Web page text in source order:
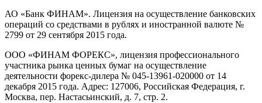
АО «Банк ФИНАМ». Лицензия на осуществление банковских
операций со средствами в рублях и иностранной валюте №
2799 от 29 сентября 2015 года.
ООО «ФИНАМ ФОРЕКС», лицензия профессионального
участника рынка ценных бумаг на осуществление
деятельности форекс-дилера № 045-13961-020000 от 14
декабря 2015 года. Адрес: 127006, Российская Федерация, г.
Москва, пер. Настасьинский, д. 7, стр. 2.